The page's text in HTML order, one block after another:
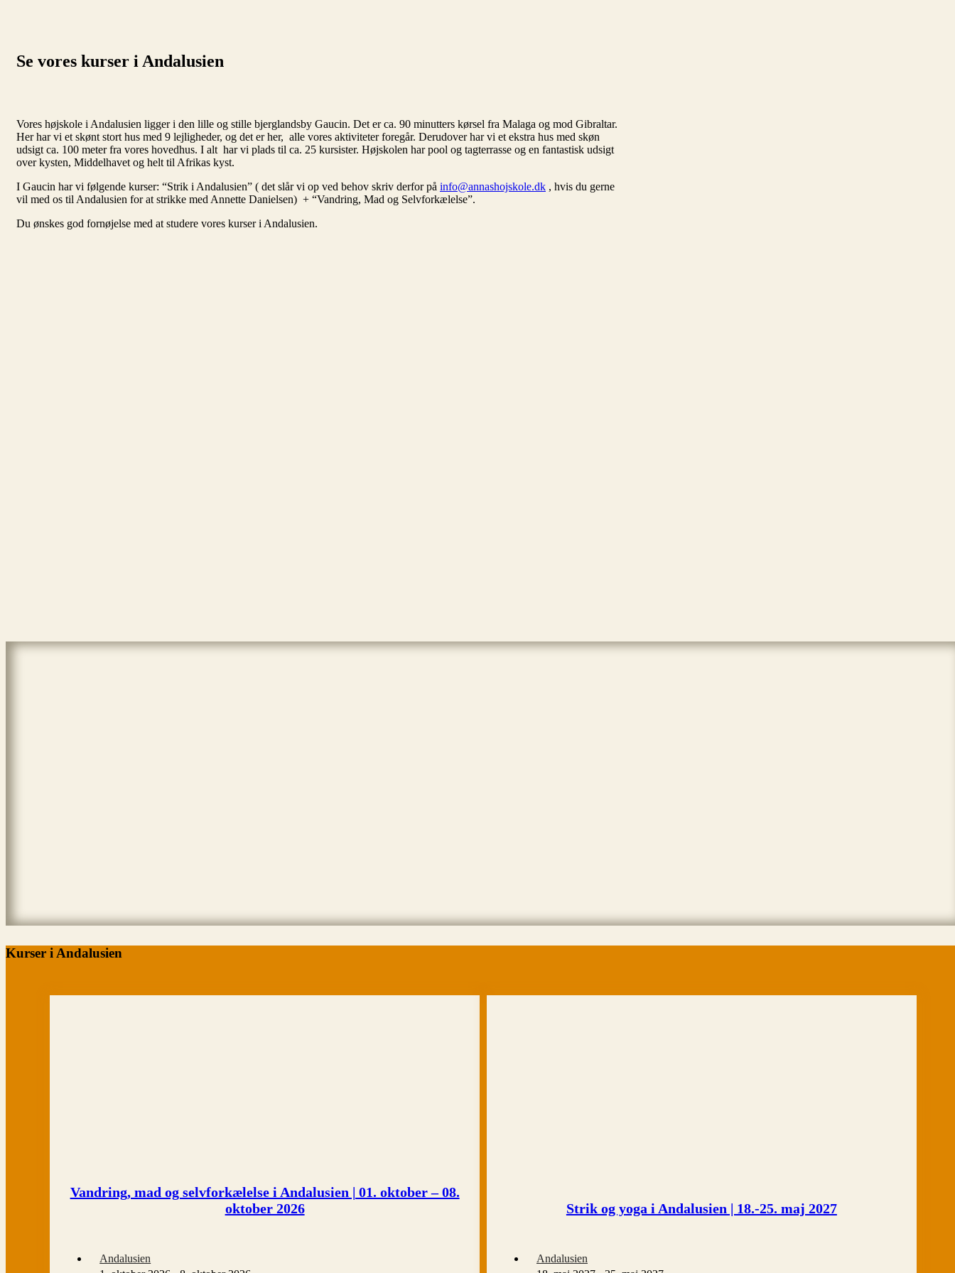
Se vores kurser i Andalusien
Vores højskole i Andalusien ligger i den lille og stille bjerglandsby Gaucin. Det er ca. 90 minutters kørsel fra Malaga og mod Gibraltar.
Her har vi et skønt stort hus med 9 lejligheder, og det er her, alle vores aktiviteter foregår. Derudover har vi et ekstra hus med skøn
udsigt ca. 100 meter fra vores hovedhus. I alt har vi plads til ca. 25 kursister. Højskolen har pool og tagterrasse og en fantastisk udsigt
over kysten, Middelhavet og helt til Afrikas kyst.
I Gaucin har vi følgende kurser: “Strik i Andalusien” ( det slår vi op ved behov skriv derfor på info@annashojskole.dk , hvis du gerne
vil med os til Andalusien for at strikke med Annette Danielsen) + “Vandring, Mad og Selvforkælelse”.
Du ønskes god fornøjelse med at studere vores kurser i Andalusien.
Kurser i Andalusien
Vandring, mad og selvforkælelse i Andalusien | 01. oktober – 08.
oktober 2026
Andalusien
Strik og yoga i Andalusien | 18.-25. maj 2027
Andalusien